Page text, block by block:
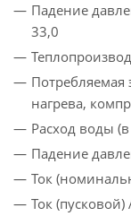
Падение
33,0
Потребляемая
нагрева,
Расход воды
Падение
Ток
Ток (пусковой)